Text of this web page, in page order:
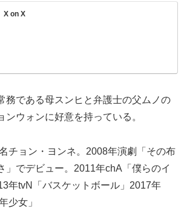
X on X
務である母スンヒと弁護士の父ムノの
ンウォンに好意を持っている。
チョン・ヨンネ。2008年演劇「その布
」でデビュー。2011年chA「僕らのイ
年tvN「バスケットボール」2017年
少女」